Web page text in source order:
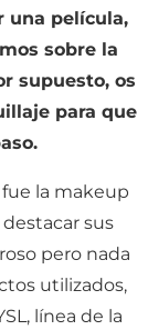
una película,
sobre la
supuesto, os
para que
fue la makeup
sus
pero nada
utilizados,
línea de la